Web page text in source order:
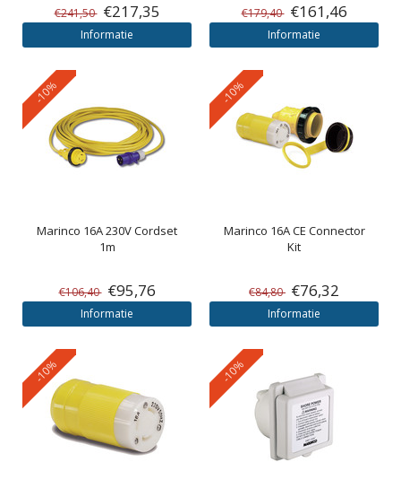
€241,50 €217,35
Informatie
€179,40 €161,46
Informatie
-10%
Marinco 16A 230V Cordset
1m
€106,40 €95,76
Informatie
-10%
Marinco 16A CE Connector
Kit
€84,80 €76,32
Informatie
-10% -10%